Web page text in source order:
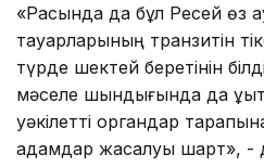
«Расында да бұл Ресей өз
тауарларының транзитін
түрде шектей беретінін
мәселе шындығында да
уәкілетті органдар
қадамдар жасалуы шарт», -